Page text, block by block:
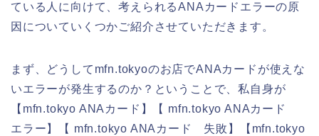
ている人に向けて、考えられるANAカードエラーの原
因についていくつかご紹介させていただきます。
まず、どうしてmfn.tokyoのお店でANAカードが使えな
いエラーが発生するのか？ということで、私自身が
【mfn.tokyo ANAカード】【 mfn.tokyo ANAカード
エラー】【 mfn.tokyo ANAカード 失敗】【mfn.tokyo